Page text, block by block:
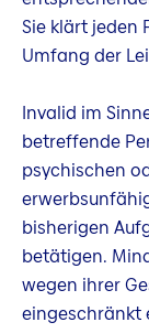
Sie klärt jeden
Umfang der
Invalid im
betreffende
psychischen
bisherigen
betätigen.
wegen ihrer
eingeschränkt